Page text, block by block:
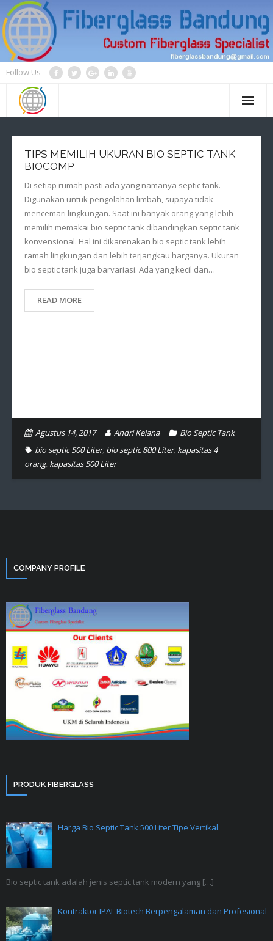
Skip
to
content
Follow Us
TIPS MEMILIH UKURAN BIO SEPTIC TANK
BIOCOMP
Di setiap rumah pasti ada yang namanya septic tank.
Digunakan untuk pengolahan limbah, supaya tidak
mencemari lingkungan. Saat ini banyak orang yang lebih
memilih memakai bio septic tank dibandingkan septic tank
konvensional. Hal ini dikarenakan bio septic tank lebih
ramah lingkungan dan lebih terjangkau harganya. Ukuran
bio septic tank juga barvariasi. Ada yang kecil dan…
READ MORE
Agustus 14, 2017 Andri Kelana
Bio Septic Tank
bio septic 500 Liter, bio septic 800 Liter, kapasitas 4
orang, kapasitas 500 Liter
COMPANY PROFILE
PRODUK FIBERGLASS
Harga Bio Septic Tank 500 Liter Tipe Vertikal
Bio septic tank adalah jenis septic tank modern yang […]
Kontraktor IPAL Biotech Berpengalaman dan Profesional